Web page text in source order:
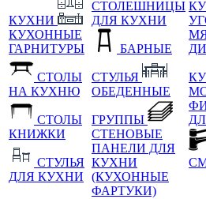
КУХНИ
КУХОННЫЕ
ГАРНИТУРЫ
СТОЛЫ
НА КУХНЮ
СТОЛЫ
КНИЖКИ
СТУЛЬЯ
ДЛЯ КУХНИ
СТОЛЕШНИЦЫ
ДЛЯ КУХНИ
БАРНЫЕ
СТУЛЬЯ
ОБЕДЕННЫЕ
ГРУППЫ
СТЕНОВЫЕ
ПАНЕЛИ ДЛЯ
КУХНИ
(КУХОННЫЕ
ФАРТУКИ)